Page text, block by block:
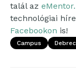
talál az
technológiai
Facebookon is!
Campus